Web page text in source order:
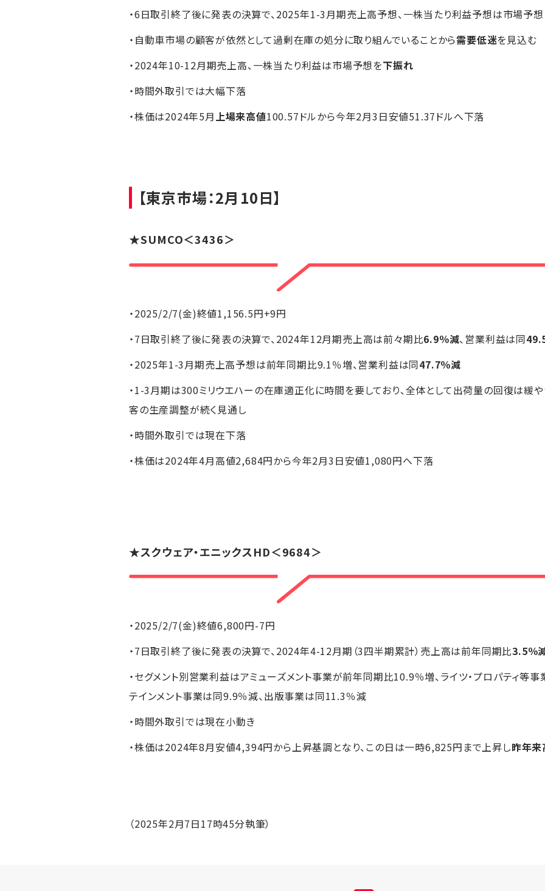
・6日取引終了後に発表の決算で、2025年1-3月期売上高予想、一株当たり利益予想は市場予
・自動車市場の顧客が依然として過剰在庫の処分に取り組んでいることから需要低迷を見込む
・2024年10-12月期売上高、一株当たり利益は市場予想を下振れ
・時間外取引では大幅下落
・株価は2024年5月上場来高値100.57ドルから今年2月3日安値51.37ドルへ下落
【東京市場：2月10日】
★SUMCO＜3436＞
・2025/2/7(金)終値1,156.5円+9円
・7日取引終了後に発表の決算で、2024年12月期売上高は前々期比6.9％減、営業利益は同
・2025年1-3月期売上高予想は前年同期比9.1％増、営業利益は同47.7％減
・1-3月期は300ミリウエハーの在庫適正化に時間を要しており、全体として出荷量の回復は緩
客の生産調整が続く見通し
・時間外取引では現在下落
・株価は2024年4月高値2,684円から今年2月3日安値1,080円へ下落
★スクウェア・エニックスHD＜9684＞
・2025/2/7(金)終値6,800円-7円
・7日取引終了後に発表の決算で、2024年4-12月期（3四半期累計）売上高は前年同期比3.5％
・セグメント別営業利益はアミューズメント事業が前年同期比10.9％増、ライツ・プロパティ等
テインメント事業は同9.9％減、出版事業は同11.3％減
・時間外取引では現在小動き
・株価は2024年8月安値4,394円から上昇基調となり、この日は一時6,825円まで上昇し昨年
（2025年2月7日17時45分執筆）